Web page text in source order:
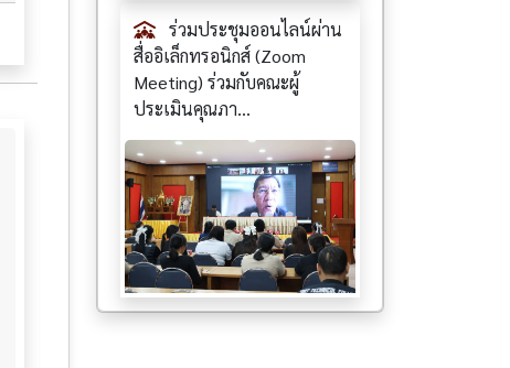
ร่วมประชุมออนไลน์ผ่าน
สื่ออิเล็กทรอนิกส์ (Zoom
Meeting) ร่วมกับคณะผู้
ประเมินคุณภา...